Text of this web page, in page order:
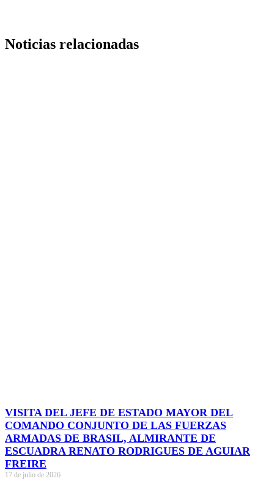
Noticias relacionadas
VISITA DEL JEFE DE ESTADO MAYOR DEL
COMANDO CONJUNTO DE LAS FUERZAS
ARMADAS DE BRASIL, ALMIRANTE DE
ESCUADRA RENATO RODRIGUES DE AGUIAR
FREIRE
17 de julio de 2026